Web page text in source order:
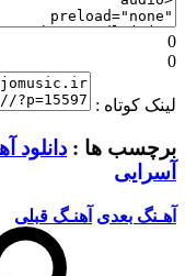
0
0
لینک کوتاه :
برچسب ها : دانلود
آسرایی
آهـنگ بعدی آهنـگ قبلی